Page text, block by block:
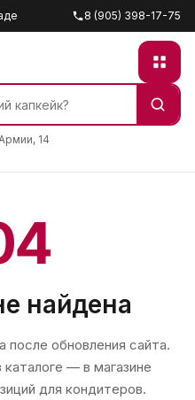
8 (905) 398-17-75
14
найдена
обновления сайта.
— в магазине
для кондитеров.